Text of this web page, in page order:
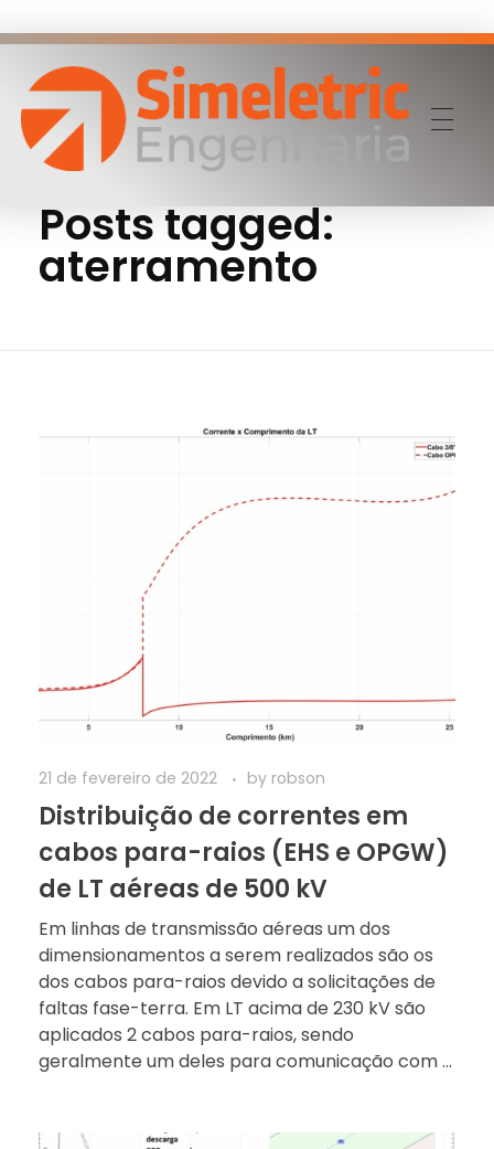
Home aterramento
Posts tagged:
aterramento
21 de fevereiro de 2022 by robson
Distribuição de correntes em
cabos para-raios (EHS e OPGW)
de LT aéreas de 500 kV
Em linhas de transmissão aéreas um dos
dimensionamentos a serem realizados são os
dos cabos para-raios devido a solicitações de
faltas fase-terra. Em LT acima de 230 kV são
aplicados 2 cabos para-raios, sendo
geralmente um deles para comunicação com ...